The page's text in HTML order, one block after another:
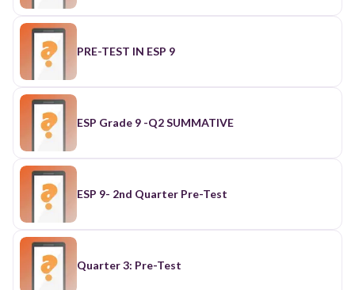
PRE-TEST IN ESP 9
ESP Grade 9 -Q2 SUMMATIVE
ESP 9- 2nd Quarter Pre-Test
Quarter 3: Pre-Test